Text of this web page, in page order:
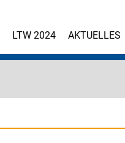
LTW 2024 AKTUELLES